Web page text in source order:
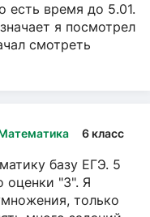
есть время до 5.01.
я посмотрел
смотреть
6 класс
базу ЕГЭ. 5
оценки "3". Я
только